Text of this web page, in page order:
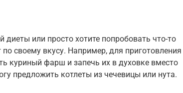
диеты или просто хотите попробовать что-то
своему вкусу. Например, для приготовления
куриный фарш и запечь их в духовке вместо
предложить котлеты из чечевицы или нута.